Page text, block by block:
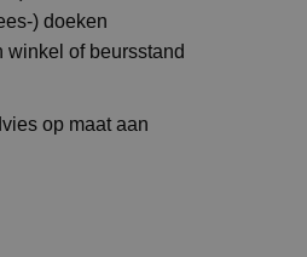
) doeken
of beursstand
op maat aan